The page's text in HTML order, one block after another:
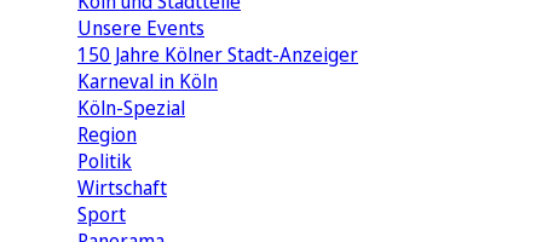
Unsere Events
150 Jahre Kölner Stadt-Anzeiger
Karneval in Köln
Köln-Spezial
Region
Politik
Wirtschaft
Sport